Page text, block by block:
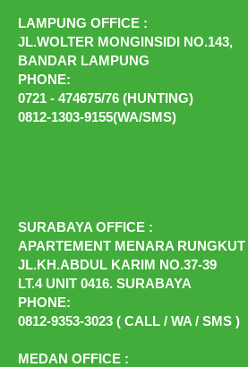
LAMPUNG OFFICE :
JL.WOLTER MONGINSIDI NO.143,
BANDAR LAMPUNG
PHONE:
0721 - 474675/76 (HUNTING)
0812-1303-9155(WA/SMS)
SURABAYA OFFICE :
APARTEMENT MENARA RUNGKUT
JL.KH.ABDUL KARIM NO.37-39
LT.4 UNIT 0416. SURABAYA
PHONE:
0812-9353-3023 ( CALL / WA / SMS )
MEDAN OFFICE :